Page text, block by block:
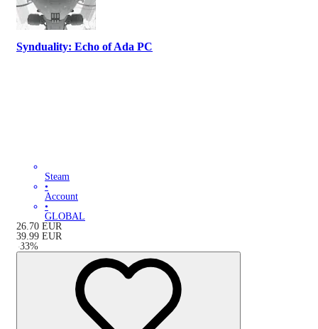
Synduality: Echo of Ada PC
Steam
•
Account
•
GLOBAL
26.70 EUR
39.99 EUR
-33%